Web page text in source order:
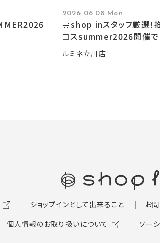
2026.06.08 Mon
🍧shop inスタッフ厳選！
コスsummer2026開催で
🍧
ルミネ立川店
ショップインとして出来ること お
個人情報のお取り扱いについて ソー